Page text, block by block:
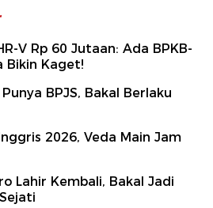
V Rp 60 Jutaan: Ada BPKB-
Bikin Kaget!
BPJS, Bakal Berlaku
2026, Veda Main Jam
Lahir Kembali, Bakal Jadi